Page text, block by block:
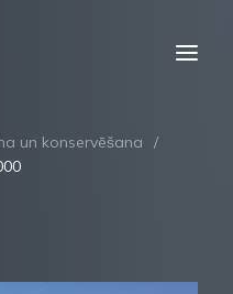
un konservēšana